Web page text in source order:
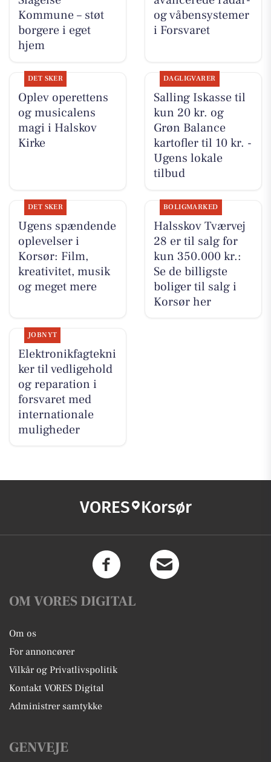
Kommune – støt
borgere i eget
hjem
og våbensystemer
i Forsvaret
DET SKER
Oplev operettens
og musicalens
magi i Halskov
Kirke
DAGLIGVARER
Salling Iskasse til
kun 20 kr. og
Grøn Balance
kartofler til 10 kr. -
Ugens lokale
tilbud
DET SKER
Ugens spændende
oplevelser i
Korsør: Film,
kreativitet, musik
og meget mere
BOLIGMARKED
Halsskov Tværvej
28 er til salg for
kun 350.000 kr.:
Se de billigste
boliger til salg i
Korsør her
JOBNYT
Elektronikfagtekni
ker til vedligehold
og reparation i
forsvaret med
internationale
muligheder
VORES Korsør
OM VORES DIGITAL
Om os
For annoncører
Vilkår og Privatlivspolitik
Kontakt VORES Digital
Administrer samtykke
GENVEJE